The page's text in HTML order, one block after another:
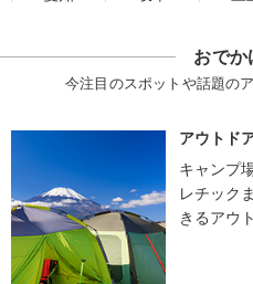
おでか
今注目のスポットや話題の
アウトド
キャンプ
レチック
きるアウ